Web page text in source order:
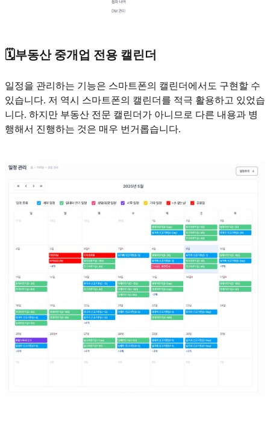
🗓부동산 중개업 전용 캘린더
일정을 관리하는 기능은 스마트폰의 캘린더에서도 구현할 수
있습니다. 저 역시 스마트폰의 캘린더를 적극 활용하고 있었습
니다. 하지만 부동산 전문 캘린더가 아니므로 다른 내용과 병
행해서 진행하는 것은 매우 번거롭습니다.